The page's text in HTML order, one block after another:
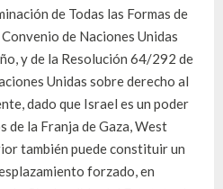
de Todas las Formas de
de Naciones Unidas
y de la Resolución 64/292 de
Unidas sobre derecho al
dado que Israel es un poder
la Franja de Gaza, West
también puede constituir un
forzado, en